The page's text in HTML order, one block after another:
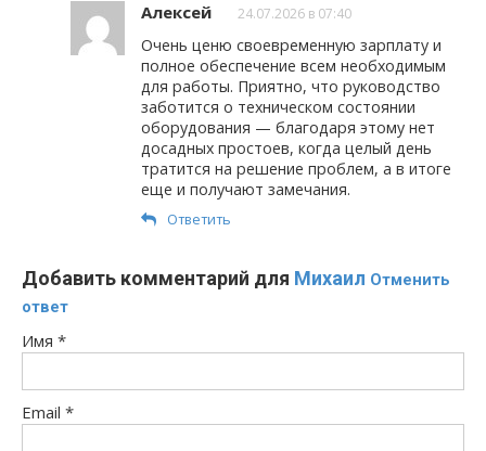
Алексей 24.07.2026 в 07:40
Очень ценю своевременную зарплату и
полное обеспечение всем необходимым
для работы. Приятно, что руководство
заботится о техническом состоянии
оборудования — благодаря этому нет
досадных простоев, когда целый день
тратится на решение проблем, а в итоге
еще и получают замечания.
Ответить
Добавить комментарий для Михаил Отменить
ответ
Имя *
Email *